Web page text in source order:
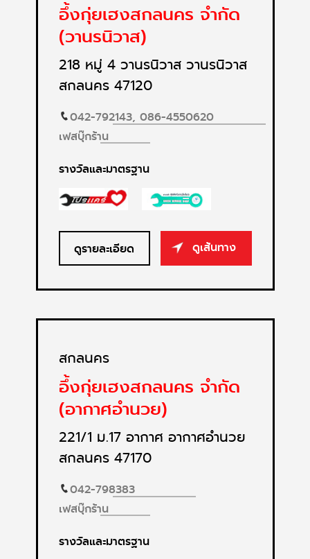
อึ้งกุ่ยเฮงสกลนคร จำกัด
(วานรนิวาส)
218 หมู่ 4 วานรนิวาส วานรนิวาส
สกลนคร 47120
042-792143, 086-4550620
เฟสบุ๊กร้าน
รางวัลและมาตรฐาน
ดูรายละเอียด ดูเส้นทาง
สกลนคร
อึ้งกุ่ยเฮงสกลนคร จำกัด
(อากาศอำนวย)
221/1 ม.17 อากาศ อากาศอำนวย
สกลนคร 47170
042-798383
เฟสบุ๊กร้าน
รางวัลและมาตรฐาน